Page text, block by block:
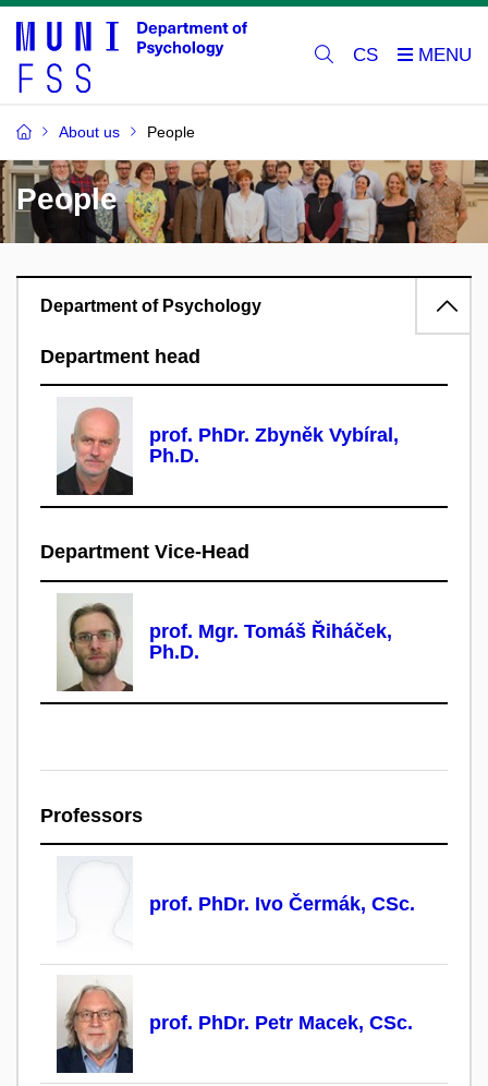
CS
About us People
People
Department of Psychology
Department head
prof. PhDr. Zbyněk Vybíral,
Ph.D.
Department Vice-Head
prof. Mgr. Tomáš Řiháček,
Ph.D.
Professors
prof. PhDr. Ivo Čermák, CSc.
prof. PhDr. Petr Macek, CSc.